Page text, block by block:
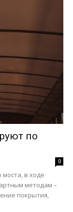
по
0
моста, в ходе
методам –
покрытия,